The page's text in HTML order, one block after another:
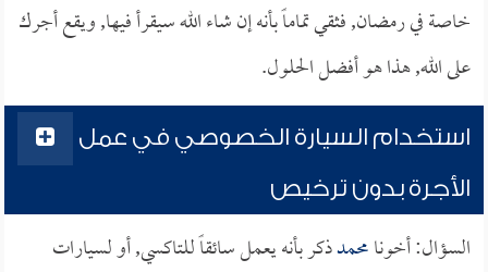
خاصة في رمضان, فثقي تماماً بأنه إن شاء الله سيقرأ فيها, ويقع أجرك
على الله, هذا هو أفضل الحلول.
استخدام السيارة الخصوصي في عمل
الأجرة بدون ترخيص
السؤال: أخونامحمدذكر بأنه يعمل سائقاً للتاكسي, أو لسيارات